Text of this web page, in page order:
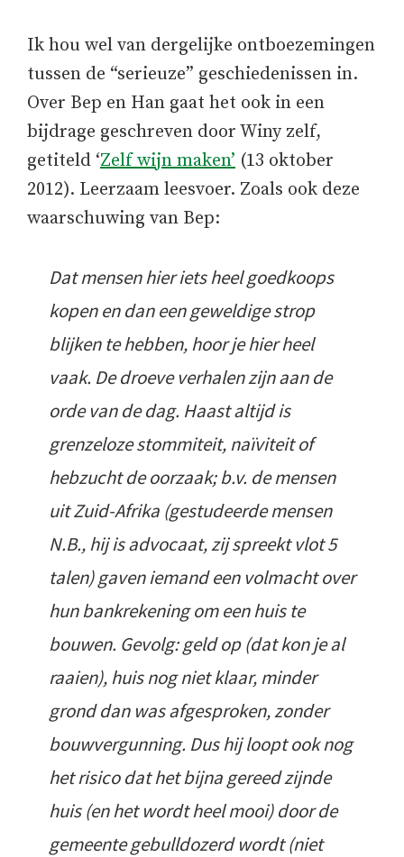
Ik hou wel van dergelijke ontboezemingen
tussen de “serieuze” geschiedenissen in.
Over Bep en Han gaat het ook in een
bijdrage geschreven door Winy zelf,
getiteld ‘Zelf wijn maken’ (13 oktober
2012). Leerzaam leesvoer. Zoals ook deze
waarschuwing van Bep:
Dat mensen hier iets heel goedkoops
kopen en dan een geweldige strop
blijken te hebben, hoor je hier heel
vaak. De droeve verhalen zijn aan de
orde van de dag. Haast altijd is
grenzeloze stommiteit, naïviteit of
hebzucht de oorzaak; b.v. de mensen
uit Zuid-Afrika (gestudeerde mensen
N.B., hij is advocaat, zij spreekt vlot 5
talen) gaven iemand een volmacht over
hun bankrekening om een huis te
bouwen. Gevolg: geld op (dat kon je al
raaien), huis nog niet klaar, minder
grond dan was afgesproken, zonder
bouwvergunning. Dus hij loopt ook nog
het risico dat het bijna gereed zijnde
huis (en het wordt heel mooi) door de
gemeente gebulldozerd wordt (niet